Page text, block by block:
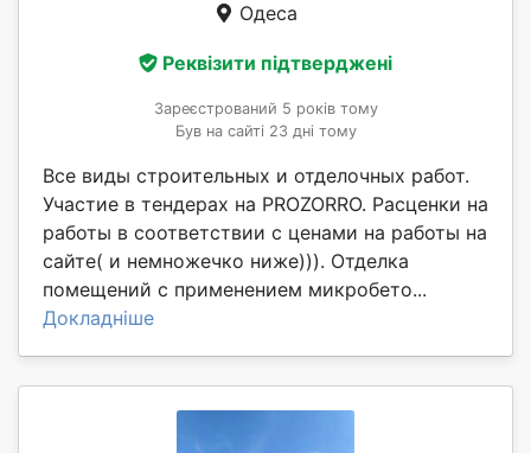
Одеса
Реквізити підтверджені
Зареєстрований 5 років тому
Був на сайті 23 дні тому
Все виды строительных и отделочных работ.
Участие в тендерах на PROZORRO. Расценки на
работы в соответствии с ценами на работы на
сайте( и немножечко ниже))). Отделка
помещений с применением микробето...
Докладніше